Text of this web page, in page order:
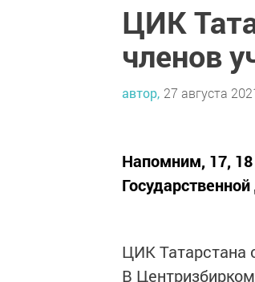
ЦИК
членов
автор, 27 августа
Напомним, 17, 18
ЦИК Татарстана
В